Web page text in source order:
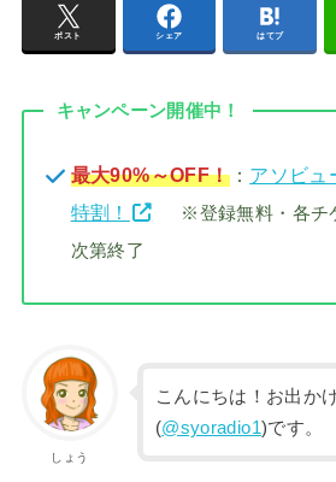
ポスト シェア はてブ
キャンペーン開催中！
最大90%～OFF！： アソビュ
特割！
※登録無料・各チ
次第終了
しょう
こんにちは！お出か
(@syoradio1)です。